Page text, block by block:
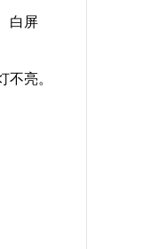
白屏
亮。